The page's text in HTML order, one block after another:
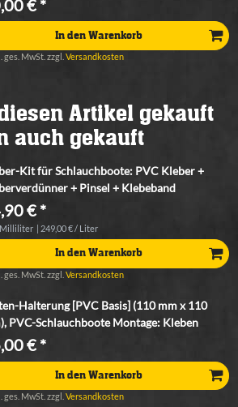
€ *
In den Warenkorb
ges. MwSt. zzgl.Versandkosten
Artikel gekauft
auch gekauft
Kit für Schlauchboote: PVC Kleber +
+ Pinsel + Klebeband
€ *
Milliliter | 249,00 € / Liter
In den Warenkorb
ges. MwSt. zzgl.Versandkosten
Halterung [PVC Basis] (110 mm x 110
PVC-Schlauchboote Montage: Kleben
€ *
In den Warenkorb
ges. MwSt. zzgl.Versandkosten